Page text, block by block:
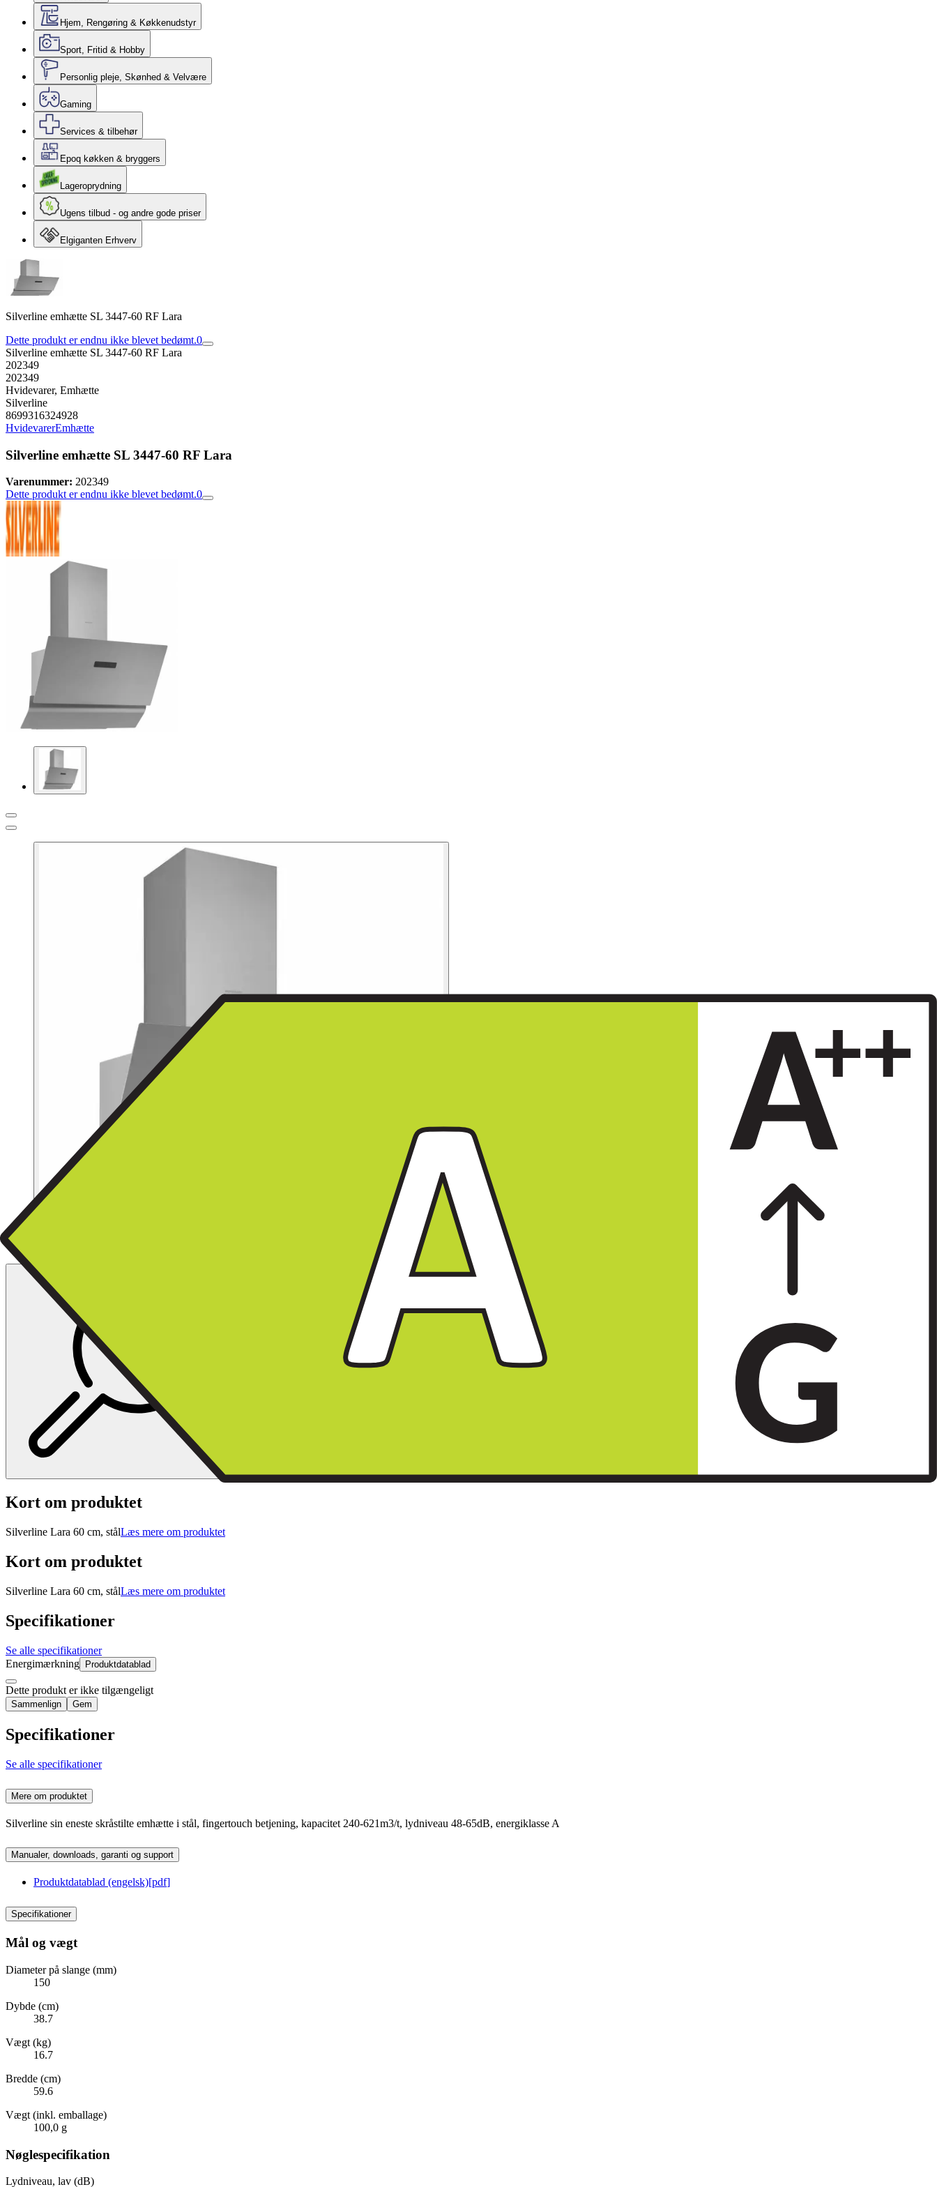
Hjem, Rengøring & Køkkenudstyr
Sport, Fritid & Hobby
Personlig pleje, Skønhed & Velvære
Gaming
Services & tilbehør
Epoq køkken & bryggers
Lageroprydning
Ugens tilbud - og andre gode priser
Elgiganten Erhverv
Silverline emhætte SL 3447-60 RF Lara
Dette produkt er endnu ikke blevet bedømt.0
Silverline emhætte SL 3447-60 RF Lara
202349
202349
Hvidevarer, Emhætte
Silverline
8699316324928
HvidevarerEmhætte
Silverline emhætte SL 3447-60 RF Lara
Varenummer: 202349
Dette produkt er endnu ikke blevet bedømt.0
Kort om produktet
Silverline Lara 60 cm, stålLæs mere om produktet
Kort om produktet
Silverline Lara 60 cm, stålLæs mere om produktet
Specifikationer
Se alle specifikationer
Energimærkning
Produktdatablad
Dette produkt er ikke tilgængeligt
Sammenlign Gem
Specifikationer
Se alle specifikationer
Mere om produktet
Silverline sin eneste skråstilte emhætte i stål, fingertouch betjening, kapacitet 240-621m3/t, lydniveau 48-65dB, energiklasse A
Manualer, downloads, garanti og support
Produktdatablad (engelsk)[pdf]
Specifikationer
Mål og vægt
Diameter på slange (mm)
150
Dybde (cm)
38.7
Vægt (kg)
16.7
Bredde (cm)
59.6
Vægt (inkl. emballage)
100,0 g
Nøglespecifikation
Lydniveau, lav (dB)